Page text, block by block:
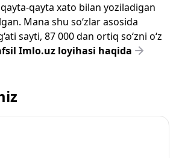
qayta xato bilan yoziladigan
Mana shu so‘zlar asosida
sayti, 87 000 dan ortiq so‘zni o‘z
Imlo.uz loyihasi haqida